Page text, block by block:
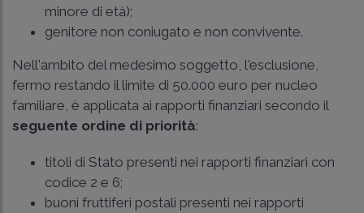
minore di età);
genitore non coniugato e non convivente.
Nell'ambito del medesimo soggetto, l'esclusione,
fermo restando il limite di 50.000 euro per nucleo
familiare, è applicata ai rapporti finanziari secondo il
seguente ordine di priorità:
titoli di Stato presenti nei rapporti finanziari con
codice 2 e 6;
buoni fruttiferi postali presenti nei rapporti